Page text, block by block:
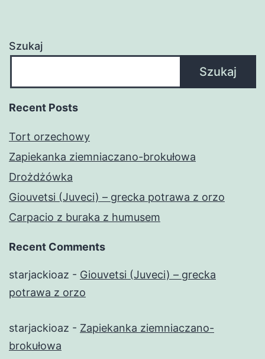
Szukaj
Szukaj
Recent Posts
Tort orzechowy
Zapiekanka ziemniaczano-brokułowa
Drożdżówka
Giouvetsi (Juveci) – grecka potrawa z orzo
Carpacio z buraka z humusem
Recent Comments
starjackioaz - Giouvetsi (Juveci) – grecka
potrawa z orzo
starjackioaz - Zapiekanka ziemniaczano-
brokułowa